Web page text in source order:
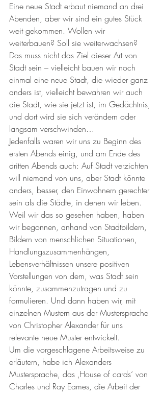
Eine neue Stadt erbaut niemand an drei
Abenden, aber wir sind ein gutes Stück
weit gekommen. Wollen wir
weiterbauen? Soll sie weiterwachsen?
Das muss nicht das Ziel dieser Art von
Stadt sein – vielleicht bauen wir noch
einmal eine neue Stadt, die wieder ganz
anders ist, vielleicht bewahren wir auch
die Stadt, wie sie jetzt ist, im Gedächtnis,
und dort wird sie sich verändern oder
langsam verschwinden…
Jedenfalls waren wir uns zu Beginn des
ersten Abends einig, und am Ende des
dritten Abends auch: Auf Stadt verzichten
will niemand von uns, aber Stadt könnte
anders, besser, den Einwohnern gerechter
sein als die Städte, in denen wir leben.
Weil wir das so gesehen haben, haben
wir begonnen, anhand von Stadtbildern,
Bildern von menschlichen Situationen,
Handlungszusammenhängen,
Lebensverhältnissen unsere positiven
Vorstellungen von dem, was Stadt sein
könnte, zusammenzutragen und zu
formulieren. Und dann haben wir, mit
einzelnen Mustern aus der Mustersprache
von Christopher Alexander für uns
relevante neue Muster entwickelt.
Um die vorgeschlagene Arbeitsweise zu
erläutern, habe ich Alexanders
Mustersprache, das ‚House of cards‘ von
Charles und Ray Eames, die Arbeit der